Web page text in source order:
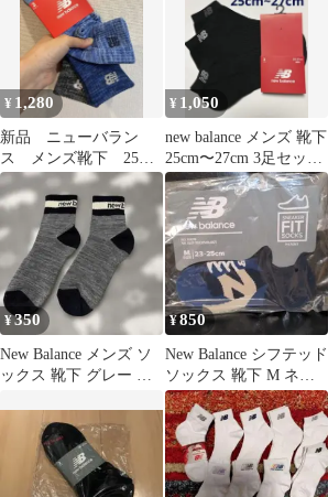
¥ 1,280
新品 ニューバラン
ス メンズ靴下 25
㎝〜27㎝ 3足 霜降り
¥ 1,050
new balance メンズ 靴下
25cm〜27cm 3足セット
♪
¥350
New Balance メンズ ソ
ックス 靴下 グレー ブ
¥850
New Balance シフテッド
ソックス 靴下 M ネイ
ビー